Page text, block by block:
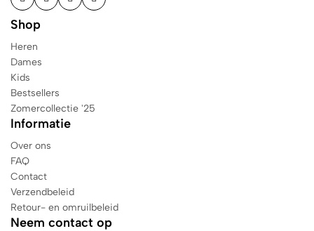
Shop
Heren
Dames
Kids
Bestsellers
Zomercollectie '25
Informatie
Over ons
FAQ
Contact
Verzendbeleid
Retour- en omruilbeleid
Neem contact op